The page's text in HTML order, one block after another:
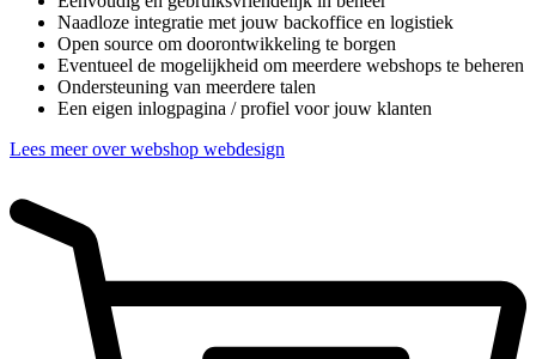
Naadloze integratie met jouw backoffice en logistiek
Open source om doorontwikkeling te borgen
Eventueel de mogelijkheid om meerdere webshops te beheren
Ondersteuning van meerdere talen
Een eigen inlogpagina / profiel voor jouw klanten
Lees meer over webshop webdesign